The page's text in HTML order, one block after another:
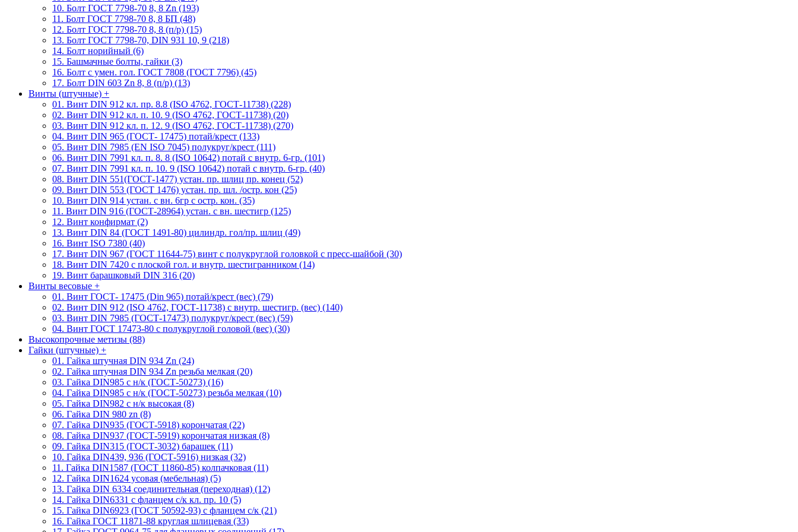
10. Болт ГОСТ 7798-70 8, 8 Zn (193)
11. Болт ГОСТ 7798-70 8, 8 БП (48)
12. Болт ГОСТ 7798-70 8, 8 (п/р) (15)
13. Болт ГОСТ 7798-70, DIN 931 10, 9 (218)
14. Болт норийный (6)
15. Башмачные болты, гайки (3)
16. Болт с умен. гол. ГОСТ 7808 (ГОСТ 7796) (45)
17. Болт DIN 603 Zn 8, 8 (п/р) (13)
Винты (штучные) +
01. Винт DIN 912 кл. пр. 8.8 (ISO 4762, ГОСТ-11738) (228)
02. Винт DIN 912 кл. п. 10. 9 (ISO 4762, ГОСТ-11738) (20)
03. Винт DIN 912 кл. п. 12. 9 (ISO 4762, ГОСТ-11738) (270)
04. Винт DIN 965 (ГОСТ- 17475) потай/крест (133)
05. Винт DIN 7985 (EN ISO 7045) полукруг/крест (111)
06. Винт DIN 7991 кл. п. 8. 8 (ISO 10642) потай с внутр. 6-гр. (101)
07. Винт DIN 7991 кл. п. 10. 9 (ISO 10642) потай с внутр. 6-гр. (40)
08. Винт DIN 551(ГОСТ-1477) устан. пр. шлиц пр. конец (52)
09. Винт DIN 553 (ГОСТ 1476) устан. пр. шл. /остр. кон (25)
10. Винт DIN 914 устан. с вн. 6гр с остр. кон. (35)
11. Винт DIN 916 (ГОСТ-28964) устан. с вн. шестигр (125)
12. Винт конфирмат (2)
13. Винт DIN 84 (ГОСТ 1491-80) цилиндр. гол/пр. шлиц (49)
16. Винт ISO 7380 (40)
17. Винт DIN 967 (ГОСТ 11644-75) винт с полукруглой головкой с пресс-шайбой (30)
18. Винт DIN 7420 с плоской гол. и внутр. шестигранником (14)
19. Винт барашковый DIN 316 (20)
Винты весовые +
01. Винт ГОСТ- 17475 (Din 965) потай/крест (вес) (79)
02. Винт DIN 912 (ISO 4762, ГОСТ-11738) с внутр. шестигр. (вес) (140)
03. Винт DIN 7985 (ГОСТ-17473) полукруг/крест (вес) (59)
04. Винт ГОСТ 17473-80 c полукруглой головой (вес) (30)
Высокопрочные метизы (88)
Гайки (штучные) +
01. Гайка штучная DIN 934 Zn (24)
02. Гайка штучная DIN 934 Zn резьба мелкая (20)
03. Гайка DIN985 с н/к (ГОСТ-50273) (16)
04. Гайка DIN985 с н/к (ГОСТ-50273) резьба мелкая (10)
05. Гайка DIN982 с н/к высокая (8)
06. Гайка DIN 980 zn (8)
07. Гайка DIN935 (ГОСТ-5918) корончатая (22)
08. Гайка DIN937 (ГОСТ-5919) корончатая низкая (8)
09. Гайка DIN315 (ГОСТ-3032) барашек (11)
10. Гайка DIN439, 936 (ГОСТ-5916) низкая (32)
11. Гайка DIN1587 (ГОСТ 11860-85) колпачковая (11)
12. Гайка DIN1624 усовая (мебельная) (5)
13. Гайка DIN 6334 соединительная (переходная) (12)
14. Гайка DIN6331 с фланцем с/к кл. пр. 10 (5)
15. Гайка DIN6923 (ГОСТ 50592-93) с фланцем с/к (21)
16. Гайка ГОСТ 11871-88 круглая шлицевая (33)